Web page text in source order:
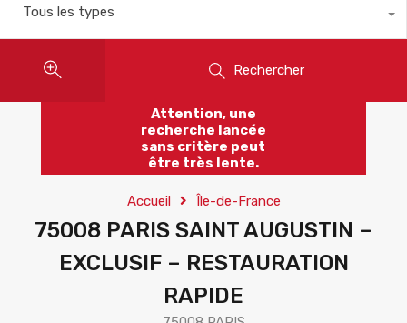
Tous les types
Rechercher
Attention, une
recherche lancée
sans critère peut
être très lente.
Accueil Île-de-France
75008 PARIS SAINT AUGUSTIN –
EXCLUSIF – RESTAURATION
RAPIDE